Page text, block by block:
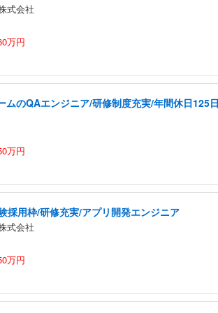
式会社
万円
ムのQAエンジニア/研修制度充実/年間休日125
万円
採用枠/研修充実/アプリ開発エンジニア
式会社
万円